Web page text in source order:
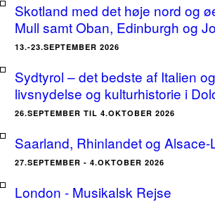
Skotland med det høje nord og
Mull samt Oban, Edinburgh og
13.-23.SEPTEMBER 2026
Sydtyrol – det bedste af Italien
livsnydelse og kulturhistorie i
26.SEPTEMBER TIL 4.OKTOBER 2026
Saarland, Rhinlandet og Alsace-
27.SEPTEMBER - 4.OKTOBER 2026
London - Musikalsk Rejse